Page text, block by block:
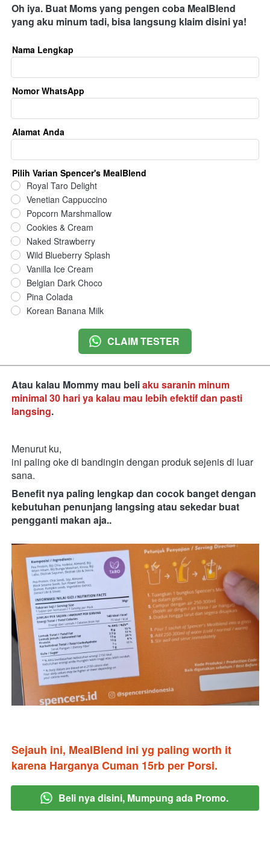
Oh iya. Buat Moms yang pengen coba MealBlend
yang aku minum tadi, bisa langsung klaim disini ya!
Nama Lengkap
Nomor WhatsApp
Alamat Anda
Pilih Varian Spencer's MealBlend
Royal Taro Delight
Venetian Cappuccino
Popcorn Marshmallow
Cookies & Cream
Naked Strawberry
Wild Blueberry Splash
Vanilla Ice Cream
Belgian Dark Choco
Pina Colada
Korean Banana Milk
` CLAIM TESTER
Atau kalau Mommy mau beli aku saranin minum
minimal 30 hari ya kalau mau lebih efektif dan pasti
langsing.
Menurut ku,
ini paling oke di bandingin dengan produk sejenis di luar
sana.
Benefit nya paling lengkap dan cocok banget dengan
kebutuhan penunjang langsing atau sekedar buat
pengganti makan aja..
Sejauh ini, MealBlend ini yg paling worth it
karena Harganya Cuman 15rb per Porsi.
` Beli nya disini, Mumpung ada Promo.